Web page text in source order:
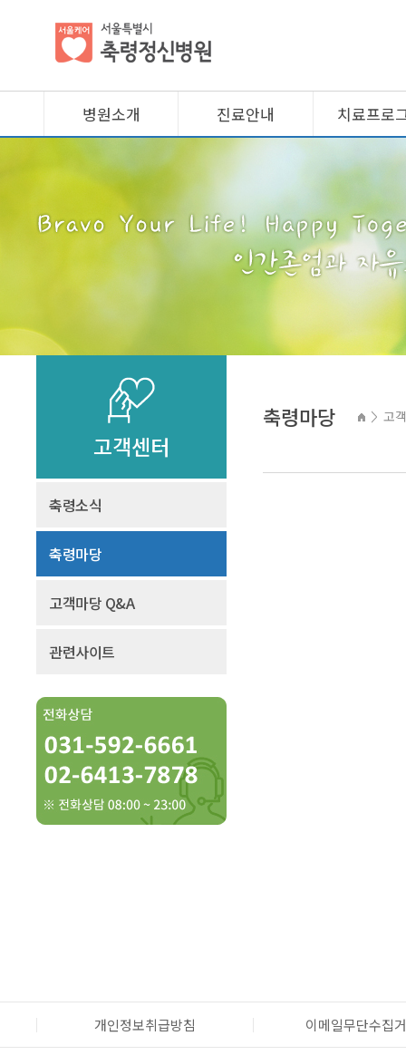
병원소개 진료안내 치료프로
고객센터
축령소식
축령마당
고객마당 Q&A
관련사이트
축령마당 > 고
개인정보취급방침 이메일무단수집